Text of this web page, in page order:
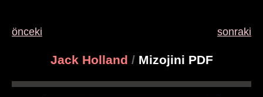
önceki sonraki
Jack Holland /Mizojini PDF